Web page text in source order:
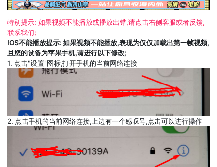
特别提示: 如果视频不能播放或播放出错,请点击右侧客服或者反馈,
联系我们;
IOS不能播放提示: 如果视频不能播放,表现为仅仅加载出第一帧视频,
且您的设备为苹果手机,请进行以下修改;
1. 点击"设置"图标,打开手机的当前网络连接
2. 点击手机的当前网络连接,上边有一个感叹号,点击可以进行操作